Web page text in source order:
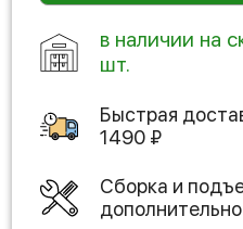
в наличии на
шт.
Быстрая
1490 ₽
Сборка и
дополнительно